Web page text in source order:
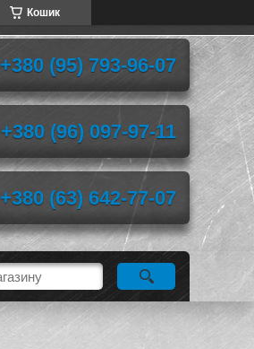
Кошик
+380 (95) 793-96-07
+380 (96) 097-97-11
+380 (63) 642-77-07